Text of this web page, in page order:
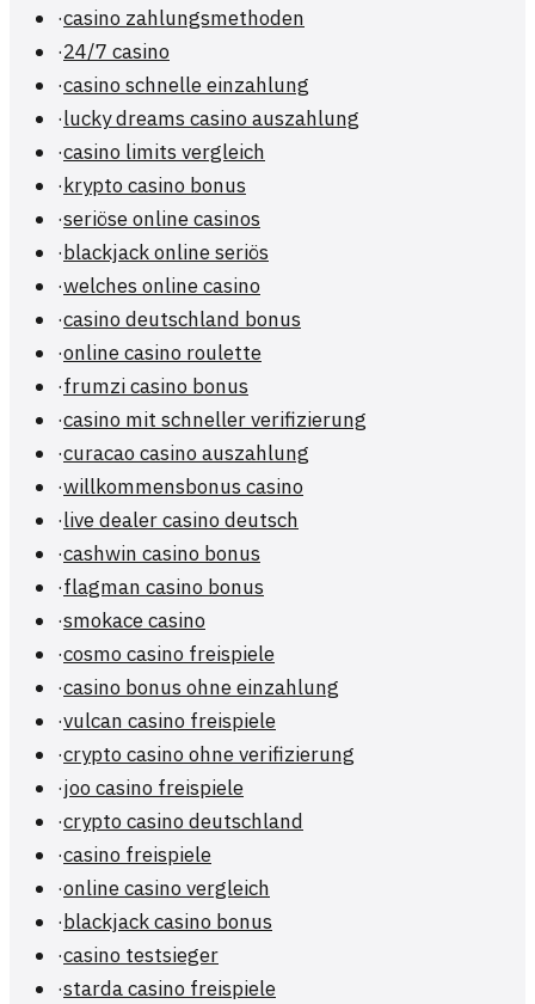
·casino zahlungsmethoden
·24/7 casino
·casino schnelle einzahlung
·lucky dreams casino auszahlung
·casino limits vergleich
·krypto casino bonus
·seriöse online casinos
·blackjack online seriös
·welches online casino
·casino deutschland bonus
·online casino roulette
·frumzi casino bonus
·casino mit schneller verifizierung
·curacao casino auszahlung
·willkommensbonus casino
·live dealer casino deutsch
·cashwin casino bonus
·flagman casino bonus
·smokace casino
·cosmo casino freispiele
·casino bonus ohne einzahlung
·vulcan casino freispiele
·crypto casino ohne verifizierung
·joo casino freispiele
·crypto casino deutschland
·casino freispiele
·online casino vergleich
·blackjack casino bonus
·casino testsieger
·starda casino freispiele